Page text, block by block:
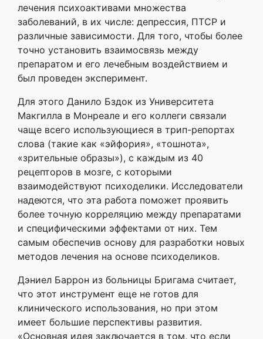
лечения психоактивами множества
заболеваний, в их числе: депрессия, ПТСР и
различные зависимости. Для того, чтобы более
точно установить взаимосвязь между
препаратом и его лечебным воздействием и
был проведен эксперимент.
Для этого Данило Бздок из Университета
Макгилла в Монреале и его коллеги связали
чаще всего использующиеся в трип-репортах
слова (такие как «эйфория», «тошнота»,
«зрительные образы»), с каждым из 40
рецепторов в мозге, с которыми
взаимодействуют психоделики. Исследователи
надеются, что эта работа поможет проявить
более точную корреляцию между препаратами
и специфическими эффектами от них. Тем
самым обеспечив основу для разработки новых
методов лечения на основе психоделиков.
Дэниел Баррон из больницы Бригама считает,
что этот инструмент еще не готов для
клинического использования, но при этом
имеет большие перспективы развития.
«Основная идея заключается в том, что если